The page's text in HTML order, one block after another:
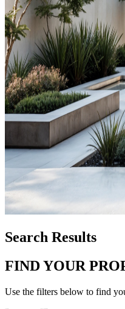
Search Results
FIND YOUR
Use the filters below to find